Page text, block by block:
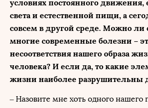
условиях постоянного движения,
света и естественной пищи, а
совсем в другой среде. Можно ли
многие современные болезни –
несоответствия нашего образа
человека? И если да, то какие
жизни наиболее разрушительны
– Назовите мне хоть одного нашего